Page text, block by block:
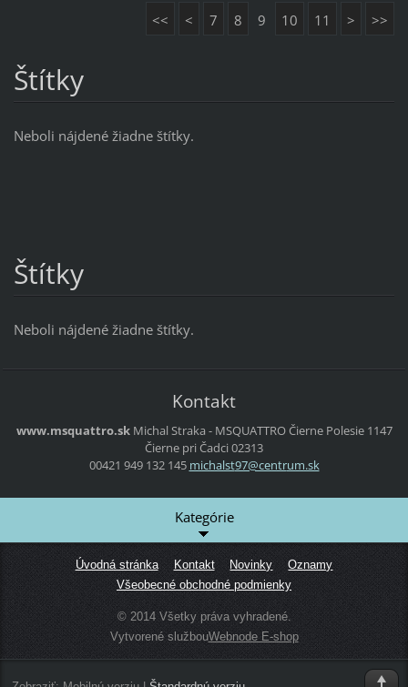
<< < 7 8 9 10 11 > >>
Štítky
Neboli nájdené žiadne štítky.
Štítky
Neboli nájdené žiadne štítky.
Kontakt
www.msquattro.sk Michal Straka - MSQUATTROČierne Polesie 1147
Čierne pri Čadci 02313
00421 949 132 145 michalst97@centrum.sk
Kategórie
Úvodná stránka Kontakt Novinky
Oznamy
Všeobecné obchodné podmienky
© 2014 Všetky práva vyhradené.
Vytvorené službouWebnode E-shop